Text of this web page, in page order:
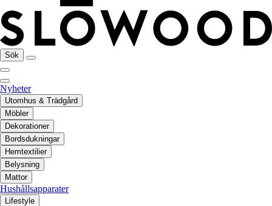
Sök
Nyheter
Utomhus & Trädgård
Möbler
Dekorationer
Bordsdukningar
Hemtextilier
Belysning
Mattor
Hushållsapparater
Lifestyle